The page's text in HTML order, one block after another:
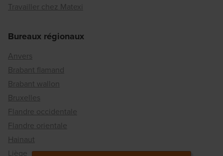
Travailler chez Matexi
Bureaux régionaux
Anvers
Brabant flamand
Brabant wallon
Bruxelles
Flandre occidentale
Flandre orientale
Hainaut
Liège